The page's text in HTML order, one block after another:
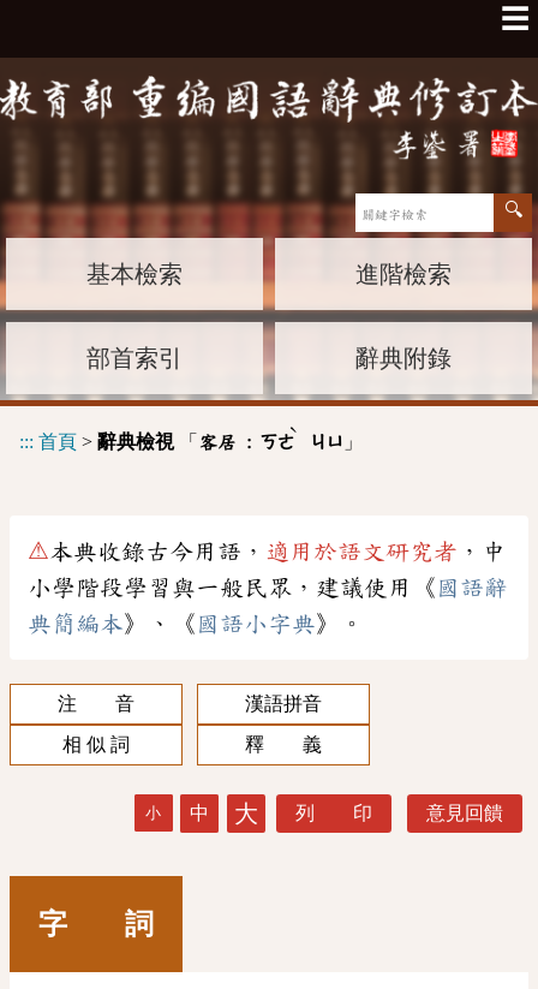
☰
基本檢索 進階檢索
部首索引 辭典附錄
::: 首頁 > 辭典檢視「 客居 : ㄎㄜ
ˋ
ㄐㄩ 」
⚠本典收錄古今用語， 適用於語文研究者 ，中
小學階段學習與一般民眾，建議使用《 國語辭
典簡編本》、《 國語小字典》。
注 音
漢語拼音
相 似 詞
釋 義
小 中 大 列 印 意見回饋
字 詞